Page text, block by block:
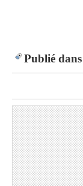
Publié